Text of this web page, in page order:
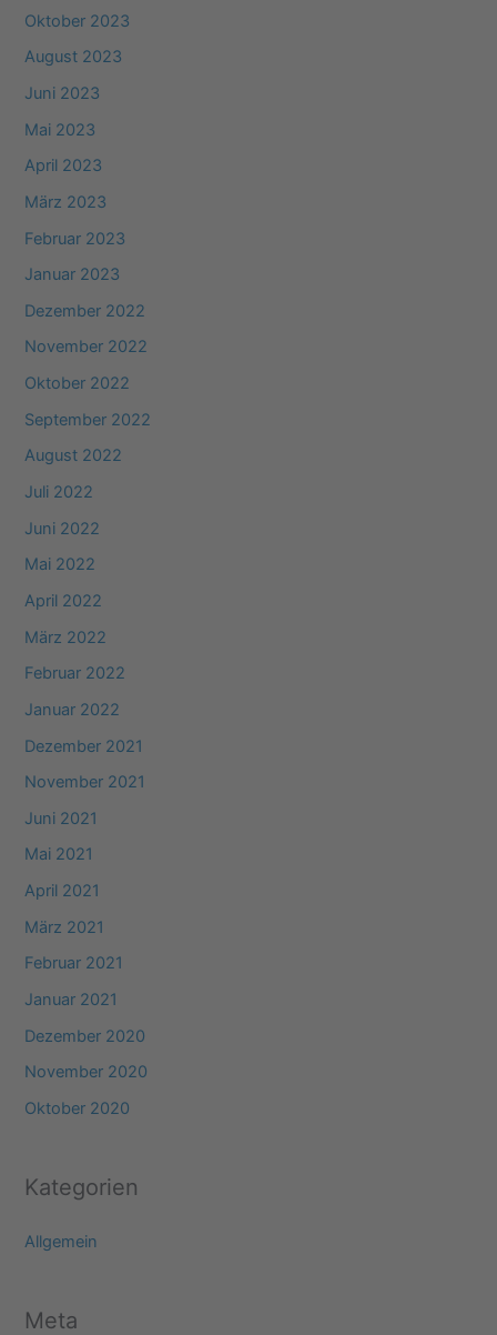
Oktober 2023
August 2023
Juni 2023
Mai 2023
April 2023
März 2023
Februar 2023
Januar 2023
Dezember 2022
November 2022
Oktober 2022
September 2022
August 2022
Juli 2022
Juni 2022
Mai 2022
April 2022
März 2022
Februar 2022
Januar 2022
Dezember 2021
November 2021
Juni 2021
Mai 2021
April 2021
März 2021
Februar 2021
Januar 2021
Dezember 2020
November 2020
Oktober 2020
Kategorien
Allgemein
Meta